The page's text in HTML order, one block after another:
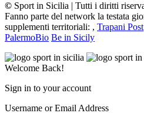
© Sport in Sicilia | Tutti i diritti
Fanno parte del network la testata
supplementi territoriali: , Trapani Post
PalermoBio Be in Sicily
Welcome Back!
Sign in to your account
Username or Email Address